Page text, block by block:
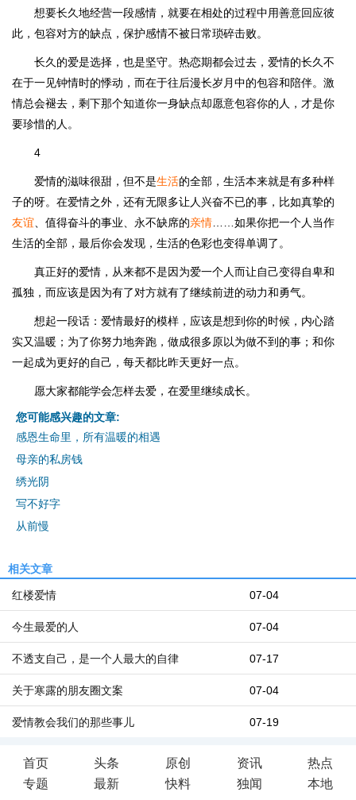
想要长久地经营一段感情，就要在相处的过程中用善意回应彼
此，包容对方的缺点，保护感情不被日常琐碎击败。
长久的爱是选择，也是坚守。热恋期都会过去，爱情的长久不
在于一见钟情时的悸动，而在于往后漫长岁月中的包容和陪伴。激
情总会褪去，剩下那个知道你一身缺点却愿意包容你的人，才是你
要珍惜的人。
4
爱情的滋味很甜，但不是生活的全部，生活本来就是有多种样
子的呀。在爱情之外，还有无限多让人兴奋不已的事，比如真挚的
友谊 、值得奋斗的事业、永不缺席的亲情 ……如果你把一个人当作
生活的全部，最后你会发现，生活的色彩也变得单调了。
真正好的爱情，从来都不是因为爱一个人而让自己变得自卑和
孤独，而应该是因为有了对方就有了继续前进的动力和勇气。
想起一段话：爱情最好的模样，应该是想到你的时候，内心踏
实又温暖；为了你努力地奔跑，做成很多原以为做不到的事；和你
一起成为更好的自己，每天都比昨天更好一点。
愿大家都能学会怎样去爱，在爱里继续成长。
您可能感兴趣的文章:
感恩生命里，所有温暖的相遇
母亲的私房钱
绣光阴
写不好字
从前慢
相关文章
07-04
红楼爱情
07-04
今生最爱的人
07-17
不透支自己，是一个人最大的自律
07-04
关于寒露的朋友圈文案
07-19
爱情教会我们的那些事儿
首页 头条 原创 资讯
热点
专题
最新 快料 独闻 本地